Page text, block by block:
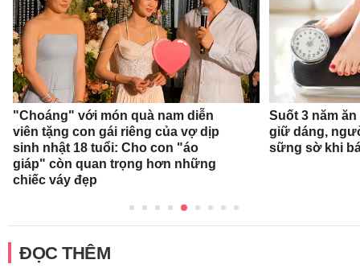
"Choáng" với món quà nam diễn
viên tặng con gái riêng của vợ dịp
sinh nhật 18 tuổi: Cho con "áo
giáp" còn quan trọng hơn những
chiếc váy đẹp
Suốt 3 năm
giữ dáng,
sững sờ khi
ĐỌC THÊM